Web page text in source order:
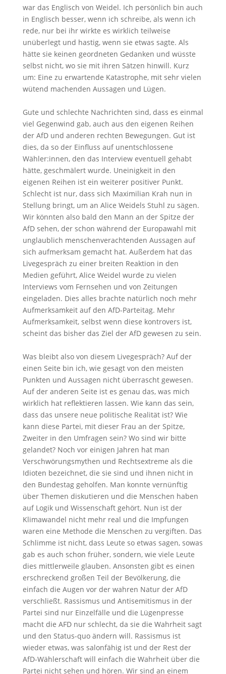
war das Englisch von Weidel. Ich persönlich bin auch
in Englisch besser, wenn ich schreibe, als wenn ich
rede, nur bei ihr wirkte es wirklich teilweise
unüberlegt und hastig, wenn sie etwas sagte. Als
hätte sie keinen geordneten Gedanken und wüsste
selbst nicht, wo sie mit ihren Sätzen hinwill. Kurz
um: Eine zu erwartende Katastrophe, mit sehr vielen
wütend machenden Aussagen und Lügen.
Gute und schlechte Nachrichten sind, dass es einmal
viel Gegenwind gab, auch aus den eigenen Reihen
der AfD und anderen rechten Bewegungen. Gut ist
dies, da so der Einfluss auf unentschlossene
Wähler:innen, den das Interview eventuell gehabt
hätte, geschmälert wurde. Uneinigkeit in den
eigenen Reihen ist ein weiterer positiver Punkt.
Schlecht ist nur, dass sich Maximilian Krah nun in
Stellung bringt, um an Alice Weidels Stuhl zu sägen.
Wir könnten also bald den Mann an der Spitze der
AfD sehen, der schon während der Europawahl mit
unglaublich menschenverachtenden Aussagen auf
sich aufmerksam gemacht hat. Außerdem hat das
Livegespräch zu einer breiten Reaktion in den
Medien geführt, Alice Weidel wurde zu vielen
Interviews vom Fernsehen und von Zeitungen
eingeladen. Dies alles brachte natürlich noch mehr
Aufmerksamkeit auf den AfD-Parteitag. Mehr
Aufmerksamkeit, selbst wenn diese kontrovers ist,
scheint das bisher das Ziel der AfD gewesen zu sein.
Was bleibt also von diesem Livegespräch? Auf der
einen Seite bin ich, wie gesagt von den meisten
Punkten und Aussagen nicht überrascht gewesen.
Auf der anderen Seite ist es genau das, was mich
wirklich hat reflektieren lassen. Wie kann das sein,
dass das unsere neue politische Realität ist? Wie
kann diese Partei, mit dieser Frau an der Spitze,
Zweiter in den Umfragen sein? Wo sind wir bitte
gelandet? Noch vor einigen Jahren hat man
Verschwörungsmythen und Rechtsextreme als die
Idioten bezeichnet, die sie sind und ihnen nicht in
den Bundestag geholfen. Man konnte vernünftig
über Themen diskutieren und die Menschen haben
auf Logik und Wissenschaft gehört. Nun ist der
Klimawandel nicht mehr real und die Impfungen
waren eine Methode die Menschen zu vergiften. Das
Schlimme ist nicht, dass Leute so etwas sagen, sowas
gab es auch schon früher, sondern, wie viele Leute
dies mittlerweile glauben. Ansonsten gibt es einen
erschreckend großen Teil der Bevölkerung, die
einfach die Augen vor der wahren Natur der AfD
verschließt. Rassismus und Antisemitismus in der
Partei sind nur Einzelfälle und die Lügenpresse
macht die AFD nur schlecht, da sie die Wahrheit sagt
und den Status-quo ändern will. Rassismus ist
wieder etwas, was salonfähig ist und der Rest der
AfD-Wählerschaft will einfach die Wahrheit über die
Partei nicht sehen und hören. Wir sind an einem